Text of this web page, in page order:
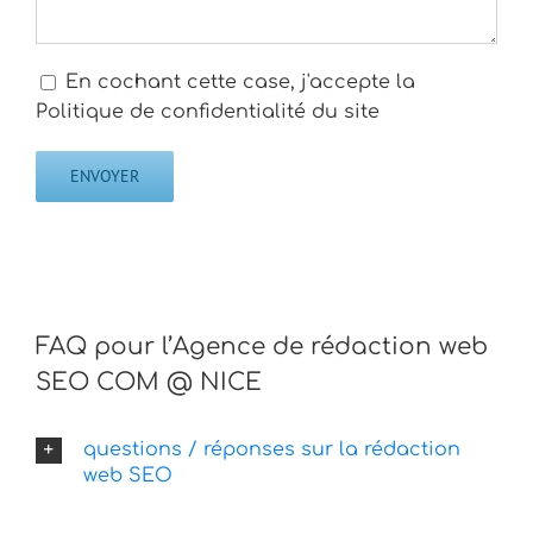
En cochant cette case, j'accepte la
Politique de confidentialité du site
FAQ pour l’Agence de rédaction web
SEO COM @ NICE
questions / réponses sur la rédaction
web SEO